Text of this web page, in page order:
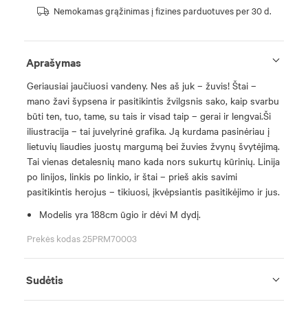
Nemokamas grąžinimas į fizines parduotuves per 30 d.
Aprašymas
Geriausiai jaučiuosi vandeny. Nes aš juk – žuvis! Štai –
mano žavi šypsena ir pasitikintis žvilgsnis sako, kaip svarbu
būti ten, tuo, tame, su tais ir visad taip – gerai ir lengvai.Ši
iliustracija – tai juvelyrinė grafika. Ją kurdama pasinėriau į
lietuvių liaudies juostų margumą bei žuvies žvynų švytėjimą.
Tai vienas detalesnių mano kada nors sukurtų kūrinių. Linija
po linijos, linkis po linkio, ir štai – prieš akis savimi
pasitikintis herojus – tikiuosi, įkvėpsiantis pasitikėjimo ir jus.
Modelis yra 188cm ūgio ir dėvi M dydį.
Prekės kodas 25PRM70003
Sudėtis